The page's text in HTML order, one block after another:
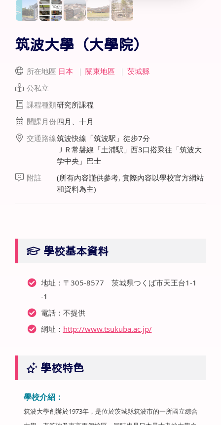
筑波大學（大學院）
所在地區 日本 ｜ 關東地區 ｜ 茨城縣
公私立
課程種類研究所課程
開課月份四月、十月
交通路線筑波快線「筑波駅」徒步7分
ＪＲ常磐線「土浦駅」西3口搭乘往「筑波大
学中央」巴士
附註
(所有內容謹供參考, 實際內容以學校官方網站
和資料為主)
學校基本資料
地址：〒305-8577 茨城県つくば市天王台1-1
-1
電話：不提供
網址： http://www.tsukuba.ac.jp/
學校特色
學校介紹：
筑波大學創辦於1973年，是位於茨城縣筑波市的一所國立綜合